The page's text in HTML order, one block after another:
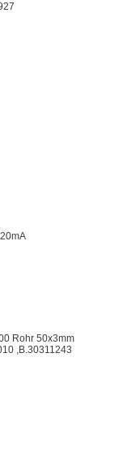
Rohr 50x3mm
,B.30311243